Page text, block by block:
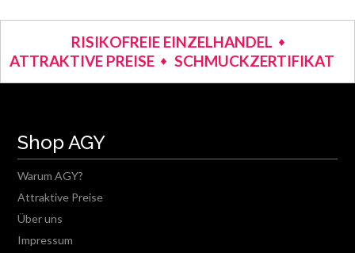
RISIKOFREIE EINZELHANDEL
ATTRAKTIVE PREISE
SCHMUCKZERTIFIKAT
Shop AGY
Warum AGY?
Attraktive Preise
Über uns
Impressum